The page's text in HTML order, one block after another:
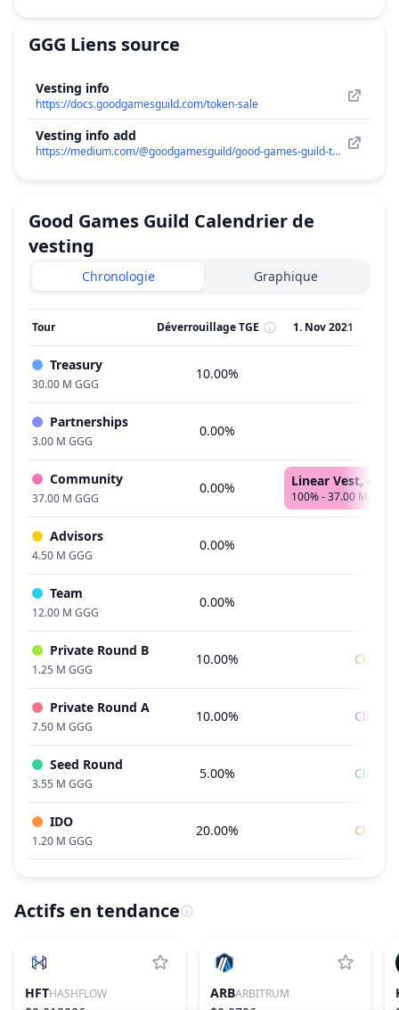
GGG Liens source
Vesting info
https://docs.goodgamesguild.com/token-sale
Vesting info add
https://medium.com/@goodgamesguild/good-games-guild-token-metrics-explained-b7cae65330cc
Good Games Guild Calendrier de
vesting
Chronologie Graphique
Tour Déverrouillage TGE 1. Nov 2021
Treasury
30.00 M GGG
10.00%
Partnerships
3.00 M GGG
0.00%
Community
37.00 M GGG
0.00% Linear Vest, 47
100% - 37.00 M GGG
Advisors
4.50 M GGG
0.00%
Team
12.00 M GGG
0.00%
Private Round B
1.25 M GGG
10.00% Cliff
Private Round A
7.50 M GGG
10.00% Cliff
Seed Round
3.55 M GGG
5.00% Cliff
IDO
1.20 M GGG
20.00% Cliff
Actifs en tendance
HFTHASHFLOW ARBARBITRUM